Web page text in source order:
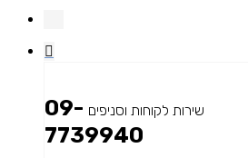
שירות לקוחות וסניפים 09-
7739940